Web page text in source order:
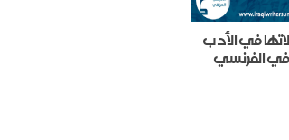
في الأدب
الفرنسي